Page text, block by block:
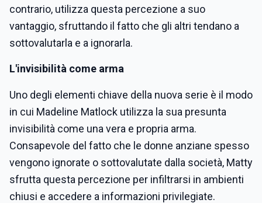
contrario, utilizza questa percezione a suo
vantaggio, sfruttando il fatto che gli altri tendano a
sottovalutarla e a ignorarla.
L'invisibilità come arma
Uno degli elementi chiave della nuova serie è il modo
in cui Madeline Matlock utilizza la sua presunta
invisibilità come una vera e propria arma.
Consapevole del fatto che le donne anziane spesso
vengono ignorate o sottovalutate dalla società, Matty
sfrutta questa percezione per infiltrarsi in ambienti
chiusi e accedere a informazioni privilegiate.